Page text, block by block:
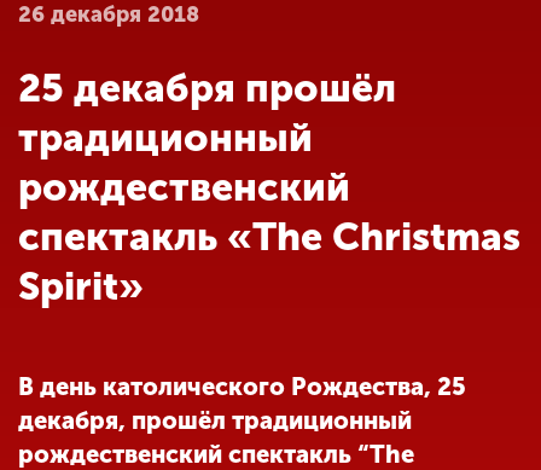
Абитуриенту
Обучение
Наука
Международная
деятельность
26 декабря 2018
25 декабря прошёл
традиционный
рождественский
спектакль «The Christmas
Spirit»
В день католического Рождества, 25
декабря, прошёл традиционный
рождественский спектакль “The